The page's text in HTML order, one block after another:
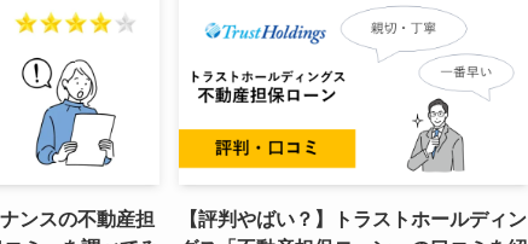
ンスの不動産担
【評判やばい？】トラストホールディン